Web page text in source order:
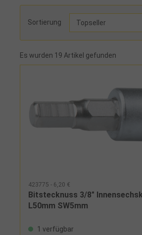
Sortierung
Es wurden 19 Artikel gefunden
423775 - 6,20 €
Bitstecknuss 3/8"
L50mm SW5mm
1 verfügbar